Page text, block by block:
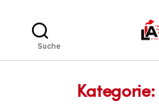
Suche
Kategorie: